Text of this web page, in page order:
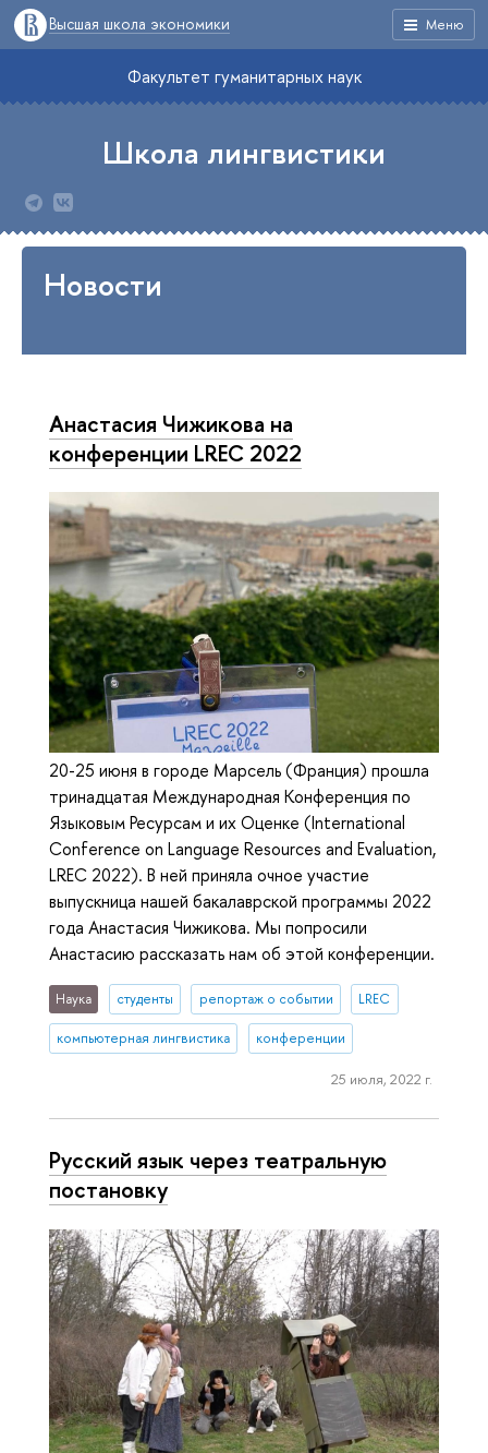
Меню
Высшая школа экономики
Факультет гуманитарных наук
Школа лингвистики
Новости
Анастасия Чижикова на
конференции LREC 2022
20-25 июня в городе Марсель (Франция) прошла
тринадцатая Международная Конференция по
Языковым Ресурсам и их Оценке (International
Conference on Language Resources and Evaluation,
LREC 2022). В ней приняла очное участие
выпускница нашей бакалаврской программы 2022
года Анастасия Чижикова. Мы попросили
Анастасию рассказать нам об этой конференции.
Наука студенты репортаж о событии LREC
компьютерная лингвистика конференции
25 июля, 2022 г.
Русский язык через театральную
постановку